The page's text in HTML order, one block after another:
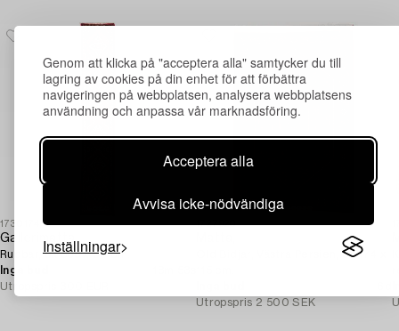
Genom att klicka på "acceptera alla" samtycker du till
lagring av cookies på din enhet för att förbättra
navigeringen på webbplatsen, analysera webbplatsens
användning och anpassa vår marknadsföring.
Acceptera alla
Avvisa icke-nödvändiga
Inställningar
1730174
Gallerimatta,
Rudbar, ca 383 x 66 cm.
Inga bud
Utropspris
1727920
Old Bidjar, Västra Persien, ca 174 x
Utropspris 2 500 SEK